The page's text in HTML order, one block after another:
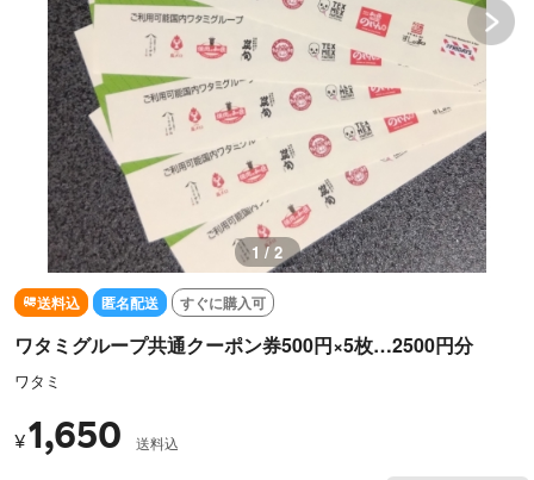
1 / 2
送料込 匿名配送 すぐに購入可
ワタミグループ共通クーポン券500円×5枚…2500円分
ワタミ
¥1,650 送料込